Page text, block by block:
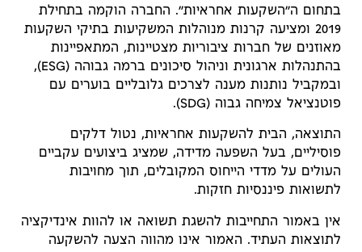
בתחום ה״השקעות אחראיות״. החברה הוקמה בתחילת
2019 ומציעה קרנות מנוהלות המשקיעות בתיקי השקעות
מאוזנים של חברות ציבוריות מצטיינות, המתאפיינות
בהתנהלות ארגונית וניהול סיכונים ברמה גבוהה (ESG),
ובמקביל נותנות מענה לצרכים גלובליים בוערים עם
פוטנציאל צמיחה גבוה (SDG).
התוצאה, הבית להשקעות אחראיות, נטול דלקים
פוסיליים, בעל השפעה מדידה, שמציג ביצועים עקביים
העולים על מדדי הייחוס המקובלים, תוך מחויבות
לתשואות פיננסיות חזקות.
אין באמור התחייבות להשגת תשואה או להוות אינדיקציה
לתוצאות העתיד. האמור אינו מהווה הצעה להשקעה